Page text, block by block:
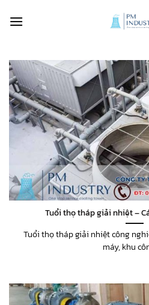
qua
Tuổi thọ tháp giải nhiệt –
Tuổi thọ tháp giải nhiệt công
máy, khu